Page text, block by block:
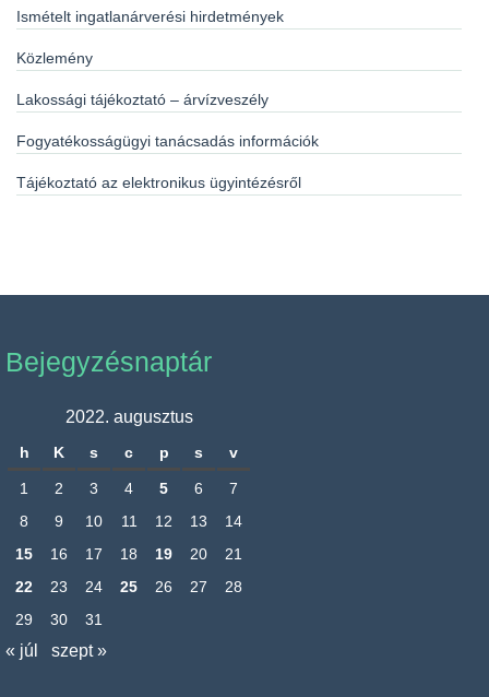
Ismételt ingatlanárverési hirdetmények
Közlemény
Lakossági tájékoztató – árvízveszély
Fogyatékosságügyi tanácsadás információk
Tájékoztató az elektronikus ügyintézésről
Bejegyzésnaptár
2022. augusztus
h K s c p s v
1 2 3 4 5 6
7
8
9 10 11 12 13
14
15
16 17 18 19 20
21
22
23 24 25 26 27
28
29
30 31
« júl szept »